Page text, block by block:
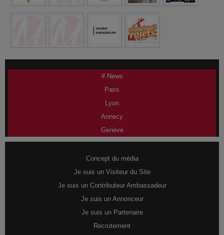
# News
Paris
Lyon
Annecy
Genève
Concept du média
Je suis un Visiteur du Site
Je suis un Contributeur Ambassadeur
Je suis un Annonceur
Je suis un Partenaire
Recrutement